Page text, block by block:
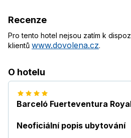
Recenze
Pro tento hotel nejsou zatím k
klientů www.dovolena.cz.
O hotelu
Barceló Fuerteventura
Neoficiální popis ubytování